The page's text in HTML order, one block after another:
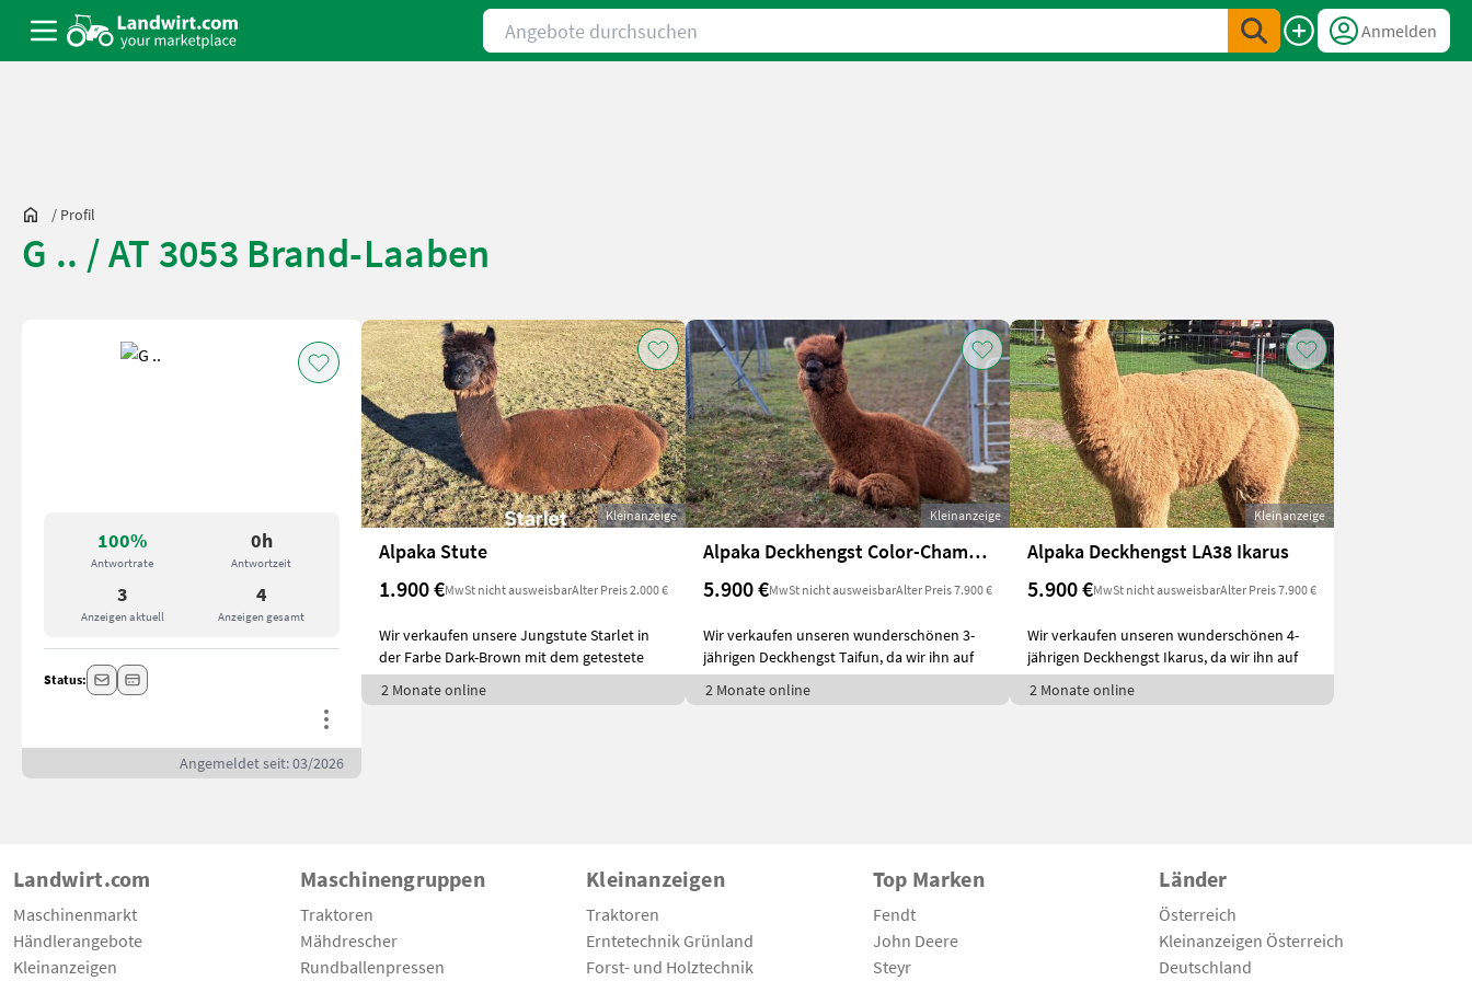
Angebote durchsuchen
Anmelden
/ Profil
G .. / AT 3053 Brand-Laaben
100%
Antwortrate
0h
Antwortzeit
3
Anzeigen aktuell
4
Anzeigen gesamt
Status:
Angemeldet seit: 03/2026
Kleinanzeige
Alpaka Stute
1.900 €MwSt nicht ausweisbarAlter Preis 2.000 €
Wir verkaufen unsere Jungstute Starlet in
der Farbe Dark-Brown mit dem getestete
2 Monate online
Kleinanzeige
Alpaka Deckhengst Color-Champion
5.900 €MwSt nicht ausweisbarAlter Preis 7.900 €
Wir verkaufen unseren wunderschönen 3-
jährigen Deckhengst Taifun, da wir ihn auf
2 Monate online
Kleinanzeige
Alpaka Deckhengst LA38 Ikarus
5.900 €MwSt nicht ausweisbarAlter Preis 7.900 €
Wir verkaufen unseren wunderschönen 4-
jährigen Deckhengst Ikarus, da wir ihn auf
2 Monate online
Landwirt.com
Maschinenmarkt
Händlerangebote
Kleinanzeigen
Maschinengruppen
Traktoren
Mähdrescher
Rundballenpressen
Kleinanzeigen
Traktoren
Erntetechnik Grünland
Forst- und Holztechnik
Top Marken
Fendt
John Deere
Steyr
Länder
Österreich
Kleinanzeigen Österreich
Deutschland